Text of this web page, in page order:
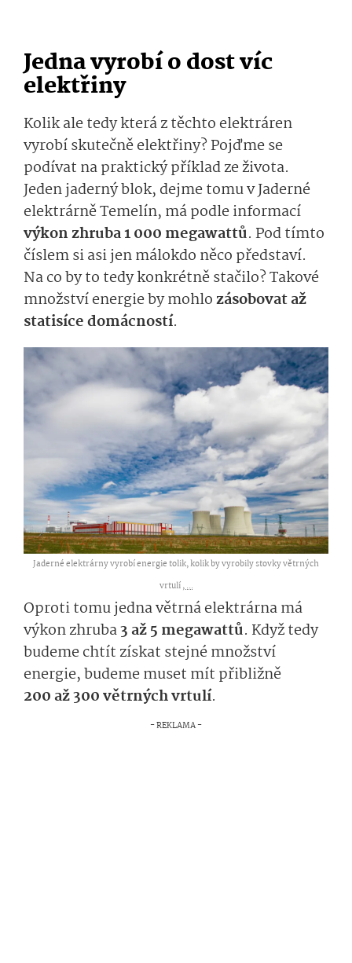
Jedna vyrobí o dost víc
elektřiny
Kolik ale tedy která z těchto elektráren
vyrobí skutečně elektřiny? Pojďme se
podívat na praktický příklad ze života.
Jeden jaderný blok, dejme tomu v Jaderné
elektrárně Temelín, má podle informací
výkon zhruba 1 000 megawattů. Pod tímto
číslem si asi jen málokdo něco představí.
Na co by to tedy konkrétně stačilo? Takové
množství energie by mohlozásobovat až
statisíce domácností.
Jaderné elektrárny vyrobí energie tolik, kolik by vyrobily stovky větrných
vrtulí ,...
Oproti tomu jedna větrná elektrárna má
výkon zhruba3 až 5 megawattů. Když tedy
budeme chtít získat stejné množství
energie, budeme muset mít přibližně
200 až 300 větrných vrtulí.